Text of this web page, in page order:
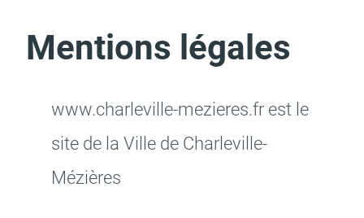
Mentions légales
www.char­le­ville-mezieres.fr est le
site de la Ville de Char­le­ville-
Mézières